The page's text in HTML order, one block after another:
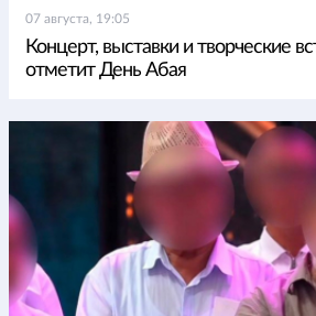
07 августа, 19:05
Концерт, выставки и творческие
отметит День Абая